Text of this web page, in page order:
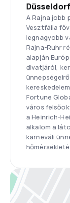
Düsseldorf
A Rajna jobb
Vesztfália
legnagyobb
Rajna-Ruhr
alapján
divatjáról,
Fortune
város
a Heinrich-
alkalom a
karneváli